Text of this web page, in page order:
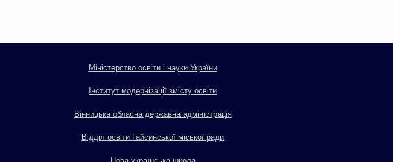
Міністерство освіти і науки України
Інститут модернізації змісту освіти
Вінницька обласна державна адміністрація
Відділ освіти Гайсинської міської ради